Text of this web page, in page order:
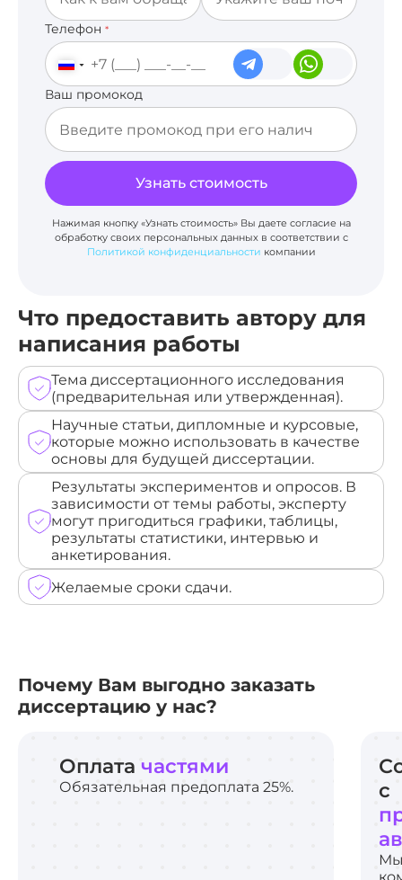
Что предоставить автору для
написания работы
Тема диссертационного исследования
(предварительная или утвержденная).
Научные статьи, дипломные и курсовые,
которые можно использовать в качестве
основы для будущей диссертации.
Результаты экспериментов и опросов. В
зависимости от темы работы, эксперту
могут пригодиться графики, таблицы,
результаты статистики, интервью и
анкетирования.
Желаемые сроки сдачи.
Телефон *
Ваш промокод
Узнать стоимость
Нажимая кнопку «Узнать стоимость» Вы даете согласие на
обработку своих персональных данных в соответствии с
Политикой конфиденциальности компании
Почему Вам выгодно заказать
диссертацию у нас?
Оплата частями
Обязательная предоплата 25%.
с